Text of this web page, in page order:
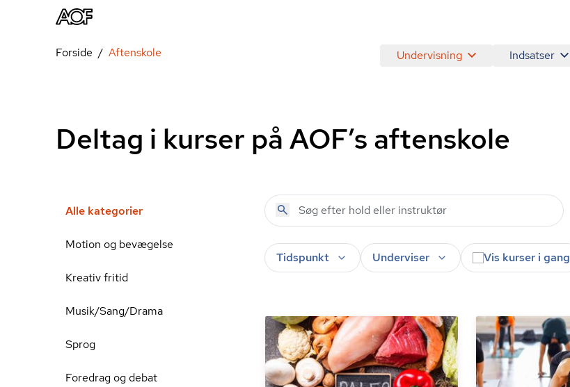
Undervisning Indsatser
Forside Aftenskole
Deltag i kurser på AOF’s aftenskole
Alle kategorier
Motion og bevægelse
Kreativ fritid
Musik/Sang/Drama
Sprog
Foredrag og debat
Tidspunkt Underviser Vis kurser i gang